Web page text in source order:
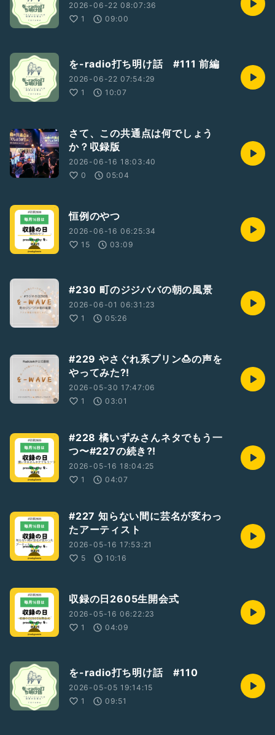
2026-06-22 08:07:36
1
09:00
を-radio打ち明け話 #111 前編
2026-06-22 07:54:29
1
10:07
さて、この共通点は何でしょう
か？収録版
2026-06-16 18:03:40
0
05:04
恒例のやつ
2026-06-16 06:25:34
15
03:09
#230 町のジジババの朝の風景
2026-06-01 06:31:23
1
05:26
#229 やさぐれ系プリン🍮の声を
やってみた⁈
2026-05-30 17:47:06
1
03:01
#228 橘いずみさんネタでもう一
つ〜#227の続き⁈
2026-05-16 18:04:25
1
04:07
#227 知らない間に芸名が変わっ
たアーティスト
2026-05-16 17:53:21
5
10:16
収録の日2605生開会式
2026-05-16 06:22:23
1
04:09
を-radio打ち明け話 #110
2026-05-05 19:14:15
1
09:51